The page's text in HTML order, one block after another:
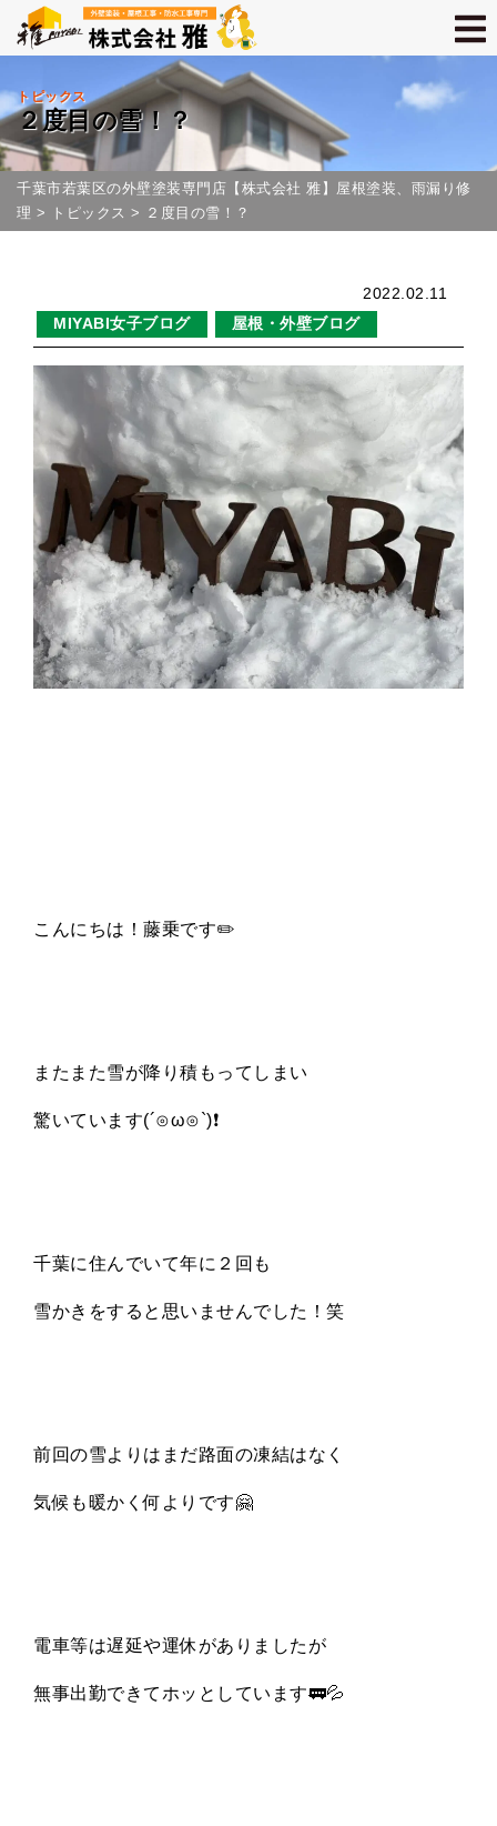
トピックス
２度目の雪！？
千葉市若葉区の外壁塗装専門店【株式会社 雅】屋根塗装、雨漏り修
理 > トピックス > ２度目の雪！？
2022.02.11
MIYABI女子ブログ
屋根・外壁ブログ
こんにちは！藤乗です✏️
またまた雪が降り積もってしまい
驚いています(´⊙ω⊙`)❗️
千葉に住んでいて年に２回も
雪かきをすると思いませんでした！笑
前回の雪よりはまだ路面の凍結はなく
気候も暖かく何よりです🤗
電車等は遅延や運休がありましたが
無事出勤できてホッとしています🚃💦